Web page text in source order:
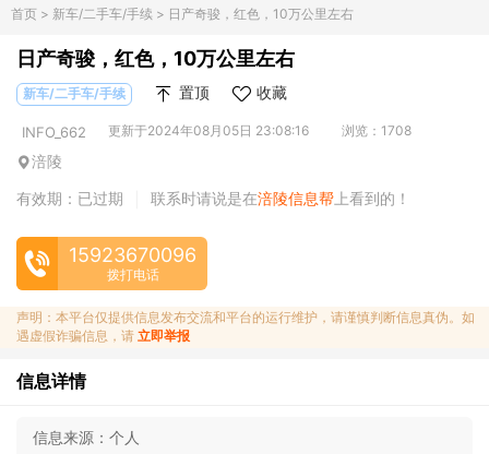
首页 > 新车/二手车/手续 > 日产奇骏，红色，10万公里左右
日产奇骏，红色，10万公里左右
新车/二手车/手续 置顶 收藏
INFO_662 更新于2024年08月05日 23:08:16 浏览：1708
涪陵
有效期：已过期
联系时请说是在涪陵信息帮 上看到的！
15923670096
拨打电话
声明：本平台仅提供信息发布交流和平台的运行维护，请谨慎判断信息真伪。如
遇虚假诈骗信息，请 立即举报
信息详情
信息来源： 个人